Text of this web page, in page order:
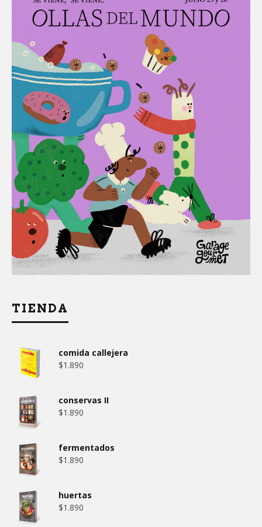
TIENDA
comida callejera
$1.890
conservas II
$1.890
fermentados
$1.890
huertas
$1.890